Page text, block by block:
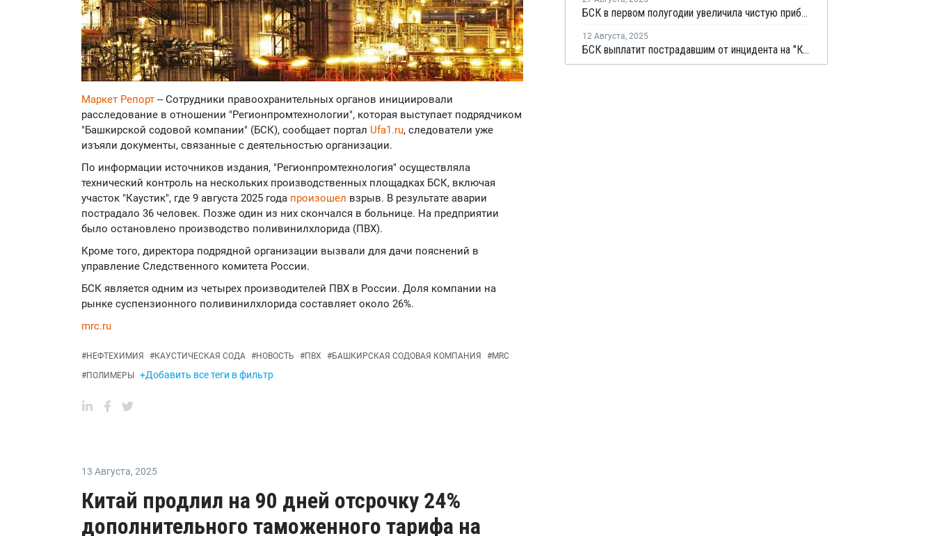
Маркет Репорт -- Сотрудники правоохранительных органов инициировали
расследование в отношении "Регионпромтехнологии", которая выступает подрядчиком
"Башкирской содовой компании" (БСК), сообщает портал Ufa1.ru, следователи уже
изъяли документы, связанные с деятельностью организации.
По информации источников издания, "Регионпромтехнология" осуществляла
технический контроль на нескольких производственных площадках БСК, включая
участок "Каустик", где 9 августа 2025 года произошел взрыв. В результате аварии
пострадало 36 человек. Позже один из них скончался в больнице. На предприятии
было остановлено производство поливинилхлорида (ПВХ).
Кроме того, директора подрядной организации вызвали для дачи пояснений в
управление Следственного комитета России.
БСК является одним из четырех производителей ПВХ в России. Доля компании на
рынке суспензионного поливинилхлорида составляет около 26%.
mrc.ru
#НЕФТЕХИМИЯ #КАУСТИЧЕСКАЯ СОДА #НОВОСТЬ #ПВХ #БАШКИРСКАЯ СОДОВАЯ КОМПАНИЯ #MRC
#ПОЛИМЕРЫ +Добавить все теги в фильтр
БСК в первом полугодии увеличила чистую прибыль на 2%
12 Августа, 2025
БСК выплатит пострадавшим от инцидента на "Каустике" по 3 млн рублей
13 Августа, 2025
Китай продлил на 90 дней отсрочку 24%
дополнительного таможенного тарифа на